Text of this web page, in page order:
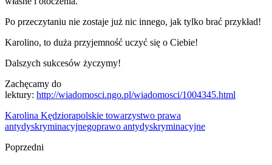
Po przeczytaniu nie zostaje już nic innego, jak tylko brać przykład!
Karolino, to duża przyjemność uczyć się o Ciebie!
Dalszych sukcesów życzymy!
Zachęcamy do
lektury: http://wiadomosci.ngo.pl/wiadomosci/1004345.html
Karolina Kędziorapolskie towarzystwo prawa
antydyskryminacyjnegoprawo antydyskryminacyjne
Poprzedni